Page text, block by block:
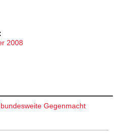
2008
Gegenmacht